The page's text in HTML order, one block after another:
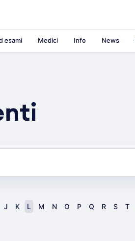
esami Medici Info News
J K L M N O P Q R S T